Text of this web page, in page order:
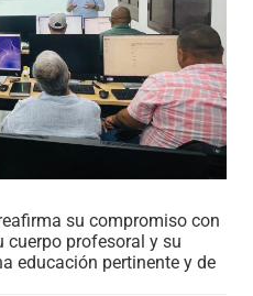
su compromiso con
cuerpo profesoral y su
educación pertinente y de